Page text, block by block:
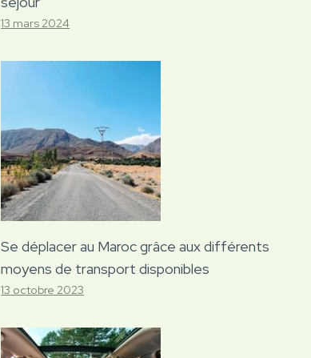
13 mars 2024
Se déplacer au Maroc grâce aux différents
moyens de transport disponibles
13 octobre 2023